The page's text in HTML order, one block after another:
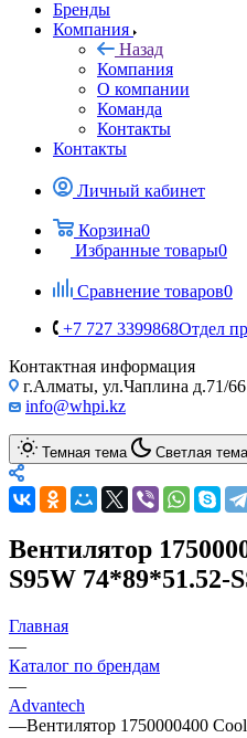
Бренды
Компания
Назад
Компания
О компании
Команда
Контакты
Контакты
Личный кабинет
Корзина0
Избранные товары0
Сравнение товаров0
+7 727 3399868Отдел
Контактная информация
г.Алматы, ул.Чаплина д.71/
info@whpi.kz
Темная тема Светлая тема
Вентилятор
S95W 74*89*51.52-
Главная
—
Каталог по брендам
—
Advantech
—Вентилятор 1750000400